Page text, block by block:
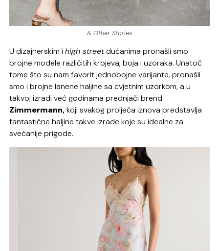
& Other Stories
U dizajnerskim ihigh streetdućanima pronašli smo
brojne modele različitih krojeva, boja i uzoraka. Unatoč
tome što su nam favorit jednobojne varijante, pronašli
smo i brojne lanene haljine sa cvjetnim uzorkom, a u
takvoj izradi već godinama prednjači brend
Zimmermann,koji svakog proljeća iznova predstavlja
fantastične haljine takve izrade koje su idealne za
svečanije prigode.